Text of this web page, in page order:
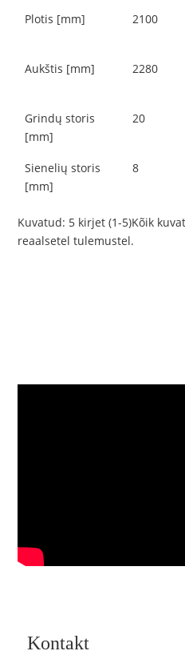
Plotis [mm] 2100
Aukštis [mm] 2280
Grindų storis
[mm]
20
Sienelių storis
[mm]
8
Kuvatud: 5 kirjet (1-5)Kõik
reaalsetel tulemustel.
Kontakt